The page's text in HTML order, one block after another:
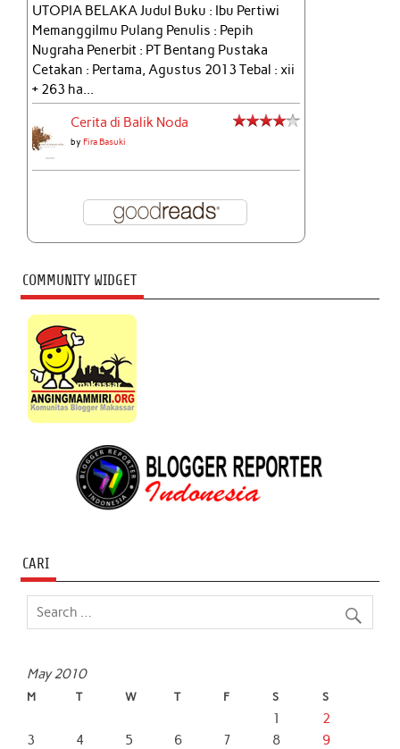
UTOPIA BELAKA Judul Buku : Ibu Pertiwi
Memanggilmu Pulang Penulis : Pepih
Nugraha Penerbit : PT Bentang Pustaka
Cetakan : Pertama, Agustus 2013 Tebal : xii
+ 263 ha...
Cerita di Balik Noda
byFira Basuki
COMMUNITY WIDGET
CARI
May 2010
M T W T F S S
1
2
3
4 5 6 7 8
9